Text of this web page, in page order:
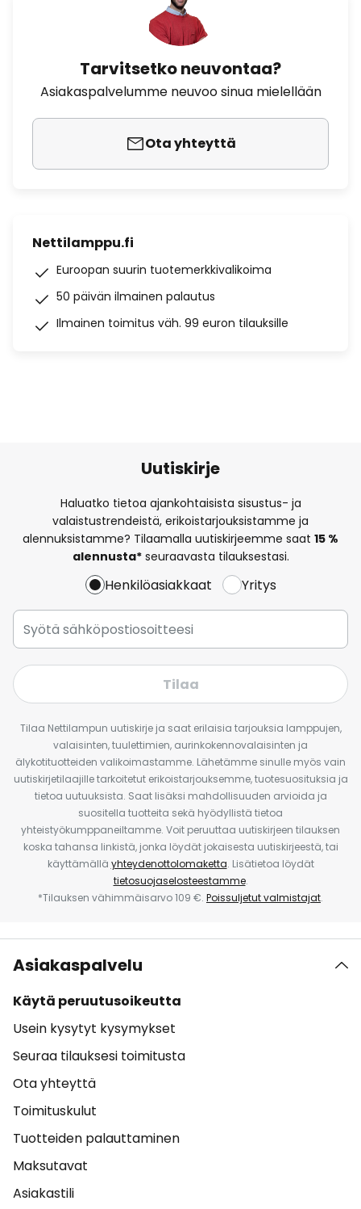
Tarvitsetko neuvontaa?
Asiakaspalvelumme neuvoo sinua mielellään
Ota yhteyttä
Nettilamppu.fi
Euroopan suurin tuotemerkkivalikoima
50 päivän ilmainen palautus
Ilmainen toimitus väh. 99 euron tilauksille
Uutiskirje
Haluatko tietoa ajankohtaisista sisustus- ja
valaistustrendeistä, erikoistarjouksistamme ja
alennuksistamme? Tilaamalla uutiskirjeemme saat 15 %
alennusta*seuraavasta tilauksestasi.
Henkilöasiakkaat Yritys
Tilaa
Tilaa Nettilampun uutiskirje ja saat erilaisia tarjouksia lamppujen,
valaisinten, tuulettimien, aurinkokennovalaisinten ja
älykotituotteiden valikoimastamme. Lähetämme sinulle myös vain
uutiskirjetilaajille tarkoitetut erikoistarjouksemme, tuotesuosituksia ja
tietoa uutuuksista. Saat lisäksi mahdollisuuden arvioida ja
suositella tuotteita sekä hyödyllistä tietoa
yhteistyökumppaneiltamme. Voit peruuttaa uutiskirjeen tilauksen
koska tahansa linkistä, jonka löydät jokaisesta uutiskirjeestä, tai
käyttämällä yhteydenottolomaketta. Lisätietoa löydät
tietosuojaselosteestamme.
*Tilauksen vähimmäisarvo 109 €. Poissuljetut valmistajat.
Asiakaspalvelu
Käytä peruutusoikeutta
Usein kysytyt kysymykset
Seuraa tilauksesi toimitusta
Ota yhteyttä
Toimituskulut
Tuotteiden palauttaminen
Maksutavat
Asiakastili